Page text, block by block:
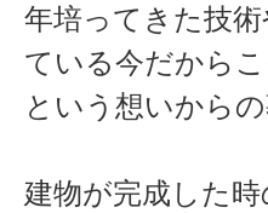
年培ってきた技
ている今だからこ
という想いからの
建物が完成した時